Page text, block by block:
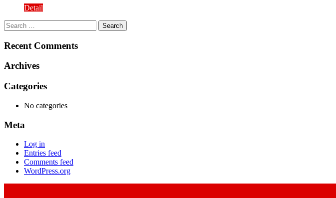
Detail
Search
for:
Recent Comments
Archives
Categories
No categories
Meta
Log in
Entries feed
Comments feed
WordPress.org